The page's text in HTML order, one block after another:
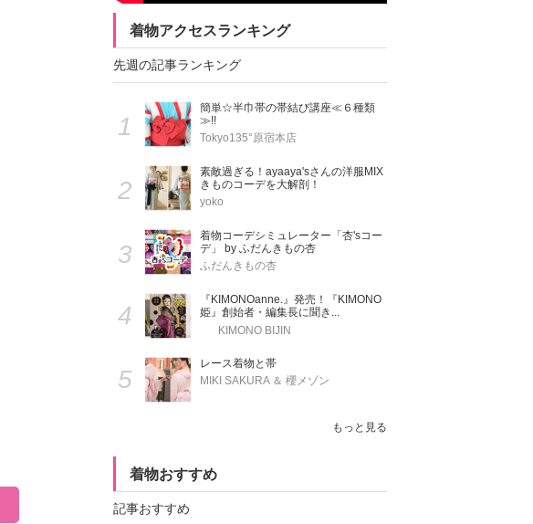
着物アクセスランキング
先週の記事ランキング
1
簡単☆半巾帯の帯結び講座≪６種類
≫!!
Tokyo135°原宿本店
2
素敵過ぎる！ayaaya'sさんの洋服MIX
きものコーデを大解剖！
yoko
3
着物コーデシミュレーター「杏'sコー
デ」 by ふだんきもの杏
ふだんきもの杏
4
『KIMONOanne.』発売！『KIMONO
姫』創始者・編集長に聞き...
KIMONO BIJIN
5
レース着物と帯
MIKI SAKURA ＆ 櫻メゾン
もっと見る
着物おすすめ
記事おすすめ